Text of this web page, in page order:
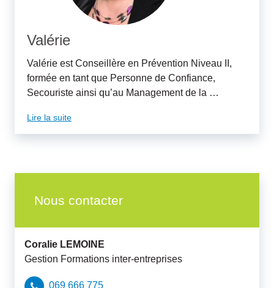
Valérie
Valérie est Conseillère en Prévention Niveau II,
formée en tant que Personne de Confiance,
Secouriste ainsi qu’au Management de la …
Lire la suite
Nous contacter
Coralie LEMOINE
Gestion Formations inter-entreprises
069 666 775